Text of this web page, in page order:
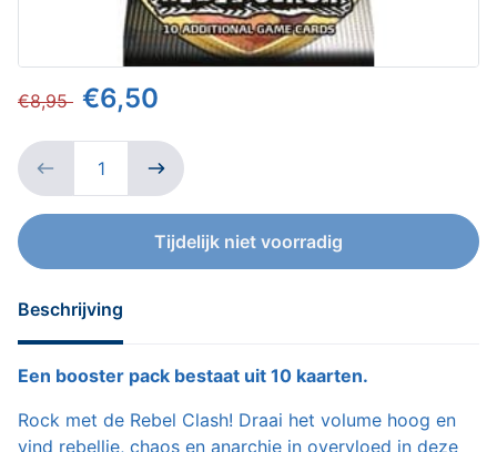
€8,95 €6,50
Tijdelijk niet voorradig
Beschrijving
Een booster pack bestaat uit 10 kaarten.
Rock met de Rebel Clash! Draai het volume hoog en
vind rebellie, chaos en anarchie in overvloed in deze